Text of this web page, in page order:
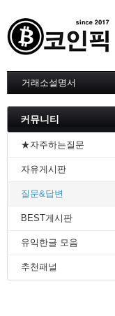
거래소설명서
커뮤니티
★자주하는질문
자유게시판
질문&답변
BEST게시판
유익한글 모음
추천패널